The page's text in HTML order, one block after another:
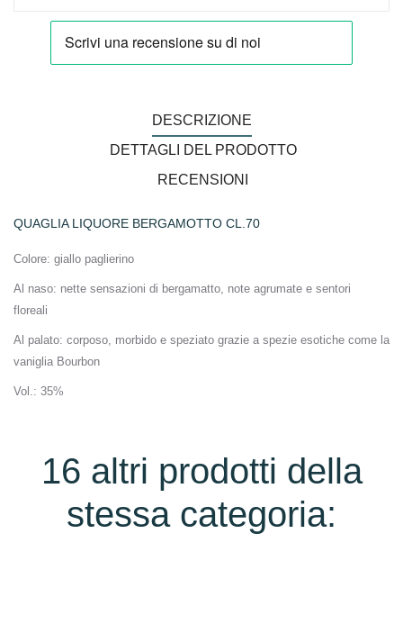
DESCRIZIONE
DETTAGLI DEL PRODOTTO
RECENSIONI
QUAGLIA LIQUORE BERGAMOTTO CL.70
Colore: giallo paglierino
Al naso: nette sensazioni di bergamatto, note agrumate e sentori
floreali
Al palato: corposo, morbido e speziato grazie a spezie esotiche come la
vaniglia Bourbon
Vol .: 35%
16 altri prodotti della
stessa categoria: